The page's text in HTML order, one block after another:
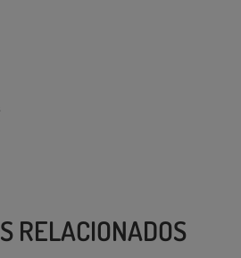
RELACIONADOS